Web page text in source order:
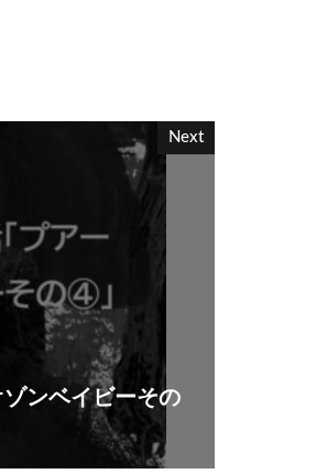
Next
ンベイビーその